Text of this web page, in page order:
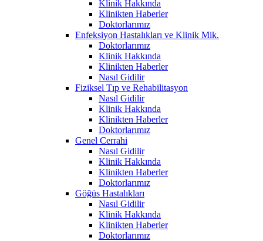
Klinik Hakkında
Klinikten Haberler
Doktorlarımız
Enfeksiyon Hastalıkları ve Klinik Mik.
Doktorlarımız
Klinik Hakkında
Klinikten Haberler
Nasıl Gidilir
Fiziksel Tıp ve Rehabilitasyon
Nasıl Gidilir
Klinik Hakkında
Klinikten Haberler
Doktorlarımız
Genel Cerrahi
Nasıl Gidilir
Klinik Hakkında
Klinikten Haberler
Doktorlarımız
Göğüs Hastalıkları
Nasıl Gidilir
Klinik Hakkında
Klinikten Haberler
Doktorlarımız